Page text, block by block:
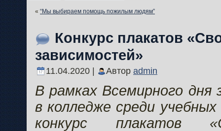
« “Мы выбираем помощь пожилым людям”
Конкурс плакатов
зависимостей»
11.04.2020 | Автор admin
В рамках Всемирного дня
в колледже среди учебных
конкурс плакатов